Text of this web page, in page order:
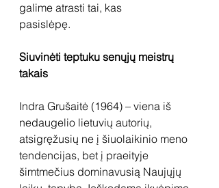
galime atrasti tai, kas
pasislėpę.
Siuvinėti teptuku senųjų meistrų
takais
Indra Grušaitė (1964) – viena iš
nedaugelio lietuvių autorių,
atsigręžusių ne į šiuolaikinio meno
tendencijas, bet į praeityje
šimtmečius dominavusią Naujųjų